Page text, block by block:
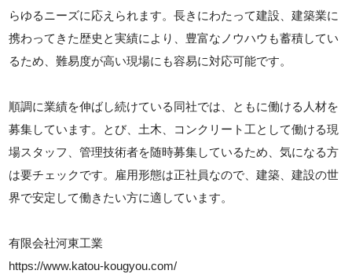
らゆるニーズに応えられます。長きにわたって建設、建築業に
携わってきた歴史と実績により、豊富なノウハウも蓄積してい
るため、難易度が高い現場にも容易に対応可能です。
順調に業績を伸ばし続けている同社では、ともに働ける人材を
募集しています。とび、土木、コンクリート工として働ける現
場スタッフ、管理技術者を随時募集しているため、気になる方
は要チェックです。雇用形態は正社員なので、建築、建設の世
界で安定して働きたい方に適しています。
有限会社河東工業
https://www.katou-kougyou.com/